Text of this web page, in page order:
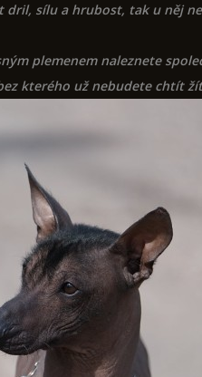
dril, sílu a hrubost, tak u něj
plemenem naleznete
kterého už nebudete chtít